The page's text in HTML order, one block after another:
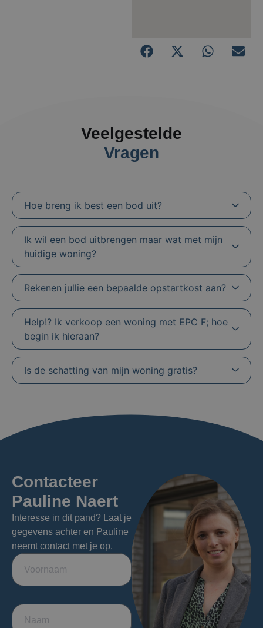
Veelgestelde
Vragen
Hoe breng ik best een bod uit?
Ik wil een bod uitbrengen maar wat met mijn
huidige woning?
Rekenen jullie een bepaalde opstartkost aan?
Help!? Ik verkoop een woning met EPC F; hoe
begin ik hieraan?
Is de schatting van mijn woning gratis?
Contacteer
Pauline Naert
Interesse in dit pand? Laat je
gegevens achter en Pauline
neemt contact met je op.